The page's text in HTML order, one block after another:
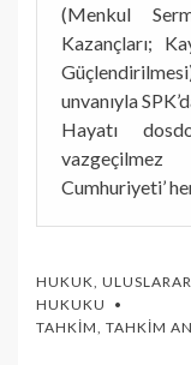
(Menkul
Kazançları;
unvanıyla
Hayatı
Cumhuriyeti’
HUKUK
HUKUKU
TAHKIM TAHKIM